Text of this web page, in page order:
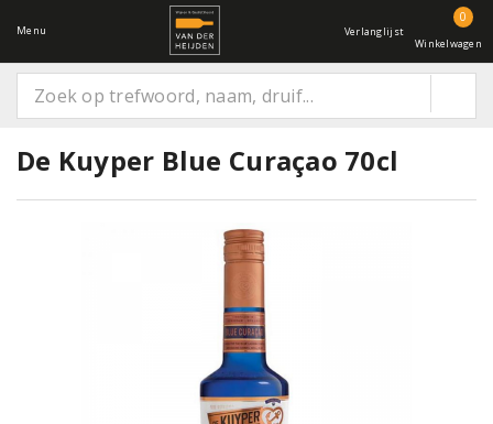
Menu Verlanglijst
0
Winkelwagen
De Kuyper Blue Curaçao 70cl